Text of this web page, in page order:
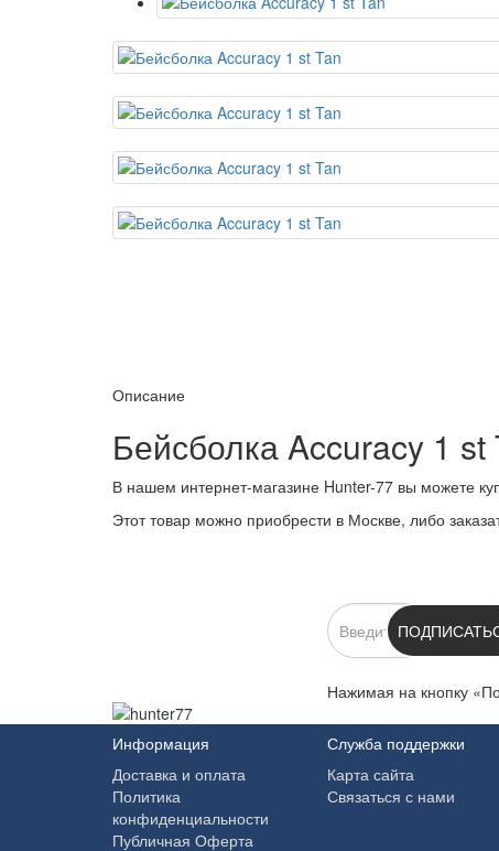
Описание
Бейсболка Accuracy 1 st
В нашем интернет-магазине Hunter-77 вы можете
Этот товар можно приобрести в Москве, либо
Нажимая на кнопку
Информация
Доставка и оплата
Политика
конфиденциальности
Публичная Оферта
Служба поддержки
Карта сайта
Связаться с нами